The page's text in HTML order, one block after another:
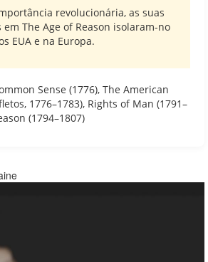
revolucionária, as suas
The Age of Reason isolaram-no
EUA e na Europa.
Sense (1776), The American
1776–1783), Rights of Man (1791–
(1794–1807)